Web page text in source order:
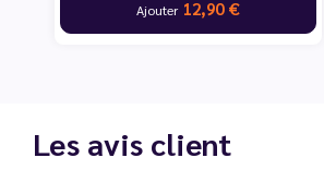
Ajouter 12,90 €
Les avis client